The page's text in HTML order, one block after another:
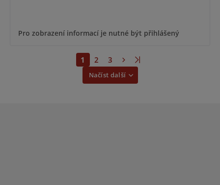
Pro zobrazení informací je nutné být přihlášený
Načíst další
1 2 3